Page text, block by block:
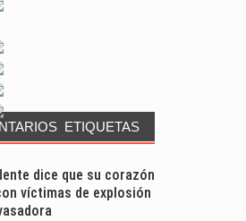
ETIQUETAS
dice que su corazón
víctimas de explosión